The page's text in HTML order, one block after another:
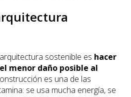
sostenible es hacer
menor daño posible al
es una de las
se usa mucha energía, se